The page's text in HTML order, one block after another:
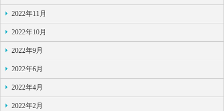
2022年11月
2022年10月
2022年9月
2022年6月
2022年4月
2022年2月